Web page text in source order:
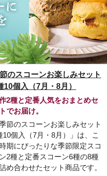
のスコーンお楽しみセット
10個入（7月・8月）
2種と定番人気をおまとめセ
でお届け。
季節のスコーンお楽しみセット
10個入（7月・8月）」は、こ
期にぴったりな季節限定スコ
2種と定番スコーン6種の8種
め合わせたセット商品です。